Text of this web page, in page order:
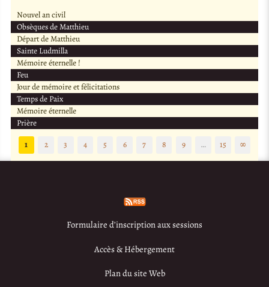
Nouvel an civil
Obsèques de Matthieu
Départ de Matthieu
Sainte Ludmilla
Mémoire éternelle !
Feu
Jour de mémoire et félicitations
Temps de Paix
Mémoire éternelle
Prière
1
2 3 4 5 6 7 8 9 … 15 ∞
Formulaire d’inscription aux sessions
Accès & Hébergement
Plan du site Web